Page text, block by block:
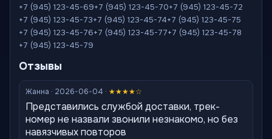
+7 (945) 123-45-69+7 (945) 123-45-70+7 (945) 123-45-72
+7 (945) 123-45-73+7 (945) 123-45-74+7 (945) 123-45-75
+7 (945) 123-45-76+7 (945) 123-45-77+7 (945) 123-45-78
+7 (945) 123-45-79
Отзывы
Жанна · 2026-06-04 · ★★★★☆
Представились службой доставки, трек-
номер не назвали звонили незнакомо, но без
навязчивых повторов